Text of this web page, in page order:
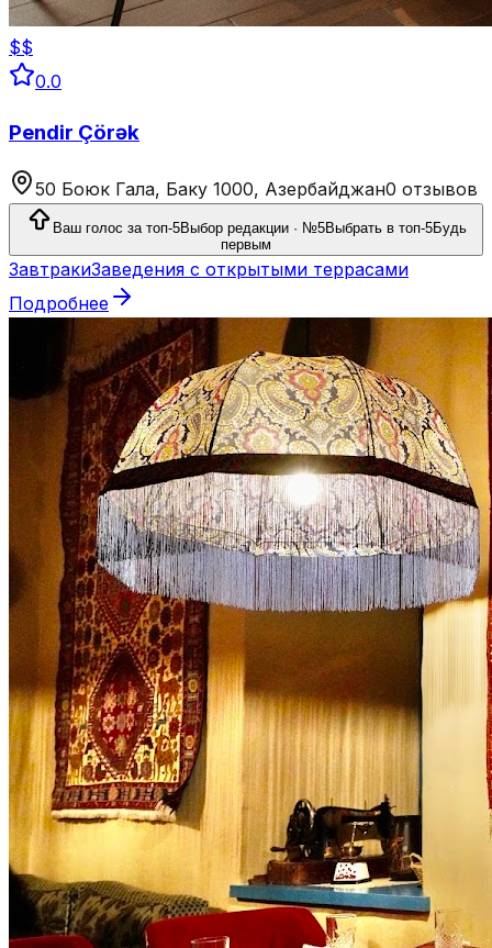
$$
0.0
Pendir Çörək
50 Боюк Гала, Баку 1000, Азербайджан0 отзывов
Ваш голос за топ-5Выбор редакции · №5Выбрать в топ-5Будь
первым
ЗавтракиЗаведения с открытыми террасами
Подробнее